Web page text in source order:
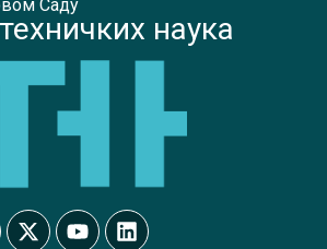
Саду
наука